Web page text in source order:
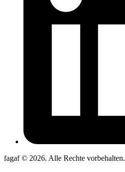
fagaf © 2026. Alle Rechte vorbehalten.